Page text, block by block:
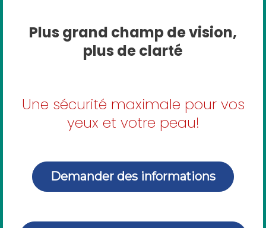
Plus grand champ de vision,
plus de clarté
Une sécurité maximale pour vos
yeux et votre peau!
Demander des informations